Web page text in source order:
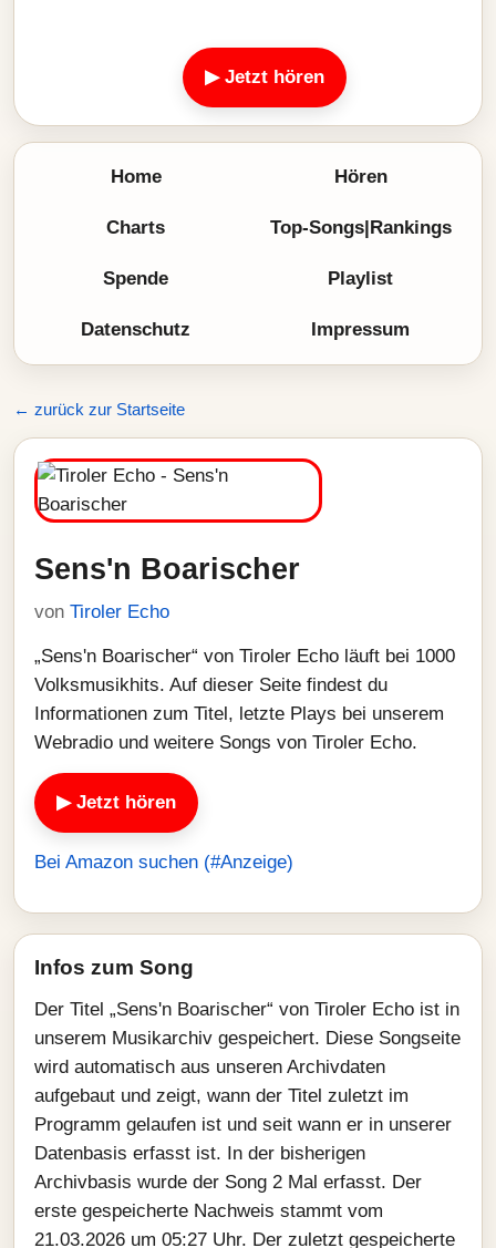
▶ Jetzt hören
Home Hören
Charts Top-Songs|Rankings
Spende Playlist
Datenschutz Impressum
← zurück zur Startseite
Sens'n Boarischer
von Tiroler Echo
„Sens'n Boarischer“ von Tiroler Echo läuft bei 1000
Volksmusikhits. Auf dieser Seite findest du
Informationen zum Titel, letzte Plays bei unserem
Webradio und weitere Songs von Tiroler Echo.
▶ Jetzt hören
Bei Amazon suchen (#Anzeige)
Infos zum Song
Der Titel „Sens'n Boarischer“ von Tiroler Echo ist in
unserem Musikarchiv gespeichert. Diese Songseite
wird automatisch aus unseren Archivdaten
aufgebaut und zeigt, wann der Titel zuletzt im
Programm gelaufen ist und seit wann er in unserer
Datenbasis erfasst ist. In der bisherigen
Archivbasis wurde der Song 2 Mal erfasst. Der
erste gespeicherte Nachweis stammt vom
21.03.2026 um 05:27 Uhr. Der zuletzt gespeicherte